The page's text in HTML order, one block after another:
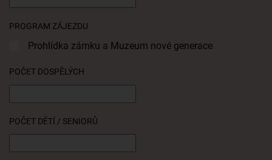
PROGRAM ZÁJEZDU
Prohlídka zámku a Muzeum nové generace
POČET DOSPĚLÝCH
POČET DĚTÍ / SENIORŮ